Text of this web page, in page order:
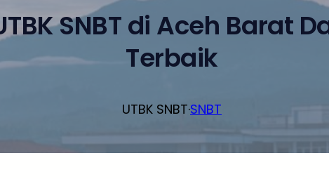
SNBT di Aceh Barat
Terbaik
UTBK SNBT·SNBT